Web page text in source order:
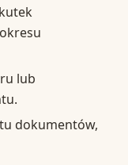
lub
dokumentów,